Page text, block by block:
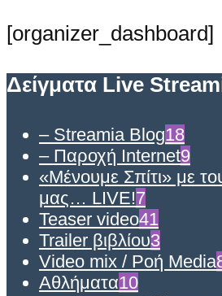
[organizer_dashboard]
Δείγματα Live
– Streamia Blog18
– Παροχή Internet9
«Μένουμε Σπίτι» με
μας… LIVE!7
Teaser video41
Trailer βιβλίου3
Video mix / Ροή Media
Αθλήματα10